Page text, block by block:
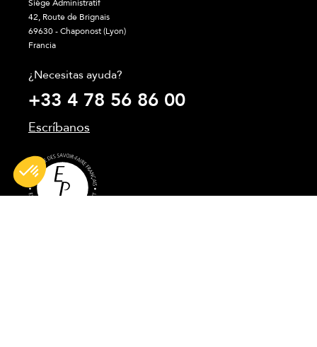
Siège Administratif
42, Route de Brignais
69630 - Chaponost (Lyon)
Francia
¿Necesitas ayuda?
+33 4 78 56 86 00
Escríbanos